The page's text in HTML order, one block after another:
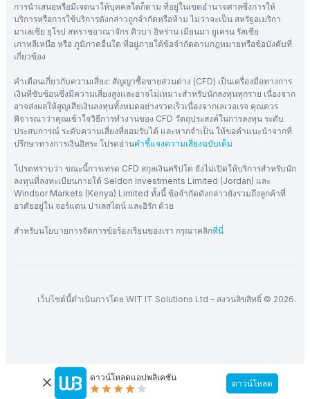
ดาวน์โหลดแอปพลิเคชัน
ดาวน์โหลด
การนำเสนอหรือมีเจตนาให้บุคคลใดก็ตาม ที่อยู่ในเขตอำนาจศาลซึ่งการให้
บริการหรือการใช้บริการดังกล่าวถูกจำกัดหรือห้าม ไม่ว่าจะเป็น สหรัฐอเมริกา
มาเลเซีย ยุโรป สหราชอาณาจักร คิวบา อิหร่าน เมียนมา ยูเครน รัสเซีย
เกาหลีเหนือ หรือ ภูมิภาคอื่นใด ที่อยู่ภายใต้ข้อจำกัดตามกฎหมายหรือข้อบังคับที่
เกี่ยวข้อง
คำเตือนเกี่ยวกับความเสี่ยง: สัญญาซื้อขายส่วนต่าง (CFD) เป็นเครื่องมือทางการ
เงินที่ซับซ้อนซึ่งมีความเสี่ยงสูงและอาจไม่เหมาะสำหรับนักลงทุนทุกราย เนื่องจาก
อาจส่งผลให้สูญเสียเงินลงทุนทั้งหมดอย่างรวดเร็วเนื่องจากเลเวอเรจ คุณควร
พิจารณาว่าคุณเข้าใจวิธีการทำงานของ CFD วัตถุประสงค์ในการลงทุน ระดับ
ประสบการณ์ ระดับความเสี่ยงที่ยอมรับได้ และหากจำเป็น ให้ขอคำแนะนำจากที่
ปรึกษาทางการเงินอิสระ โปรดอ่านคำชี้แจงความเสี่ยงฉบับเต็ม
โปรดทราบว่า ขณะนี้การเทรด CFD สกุลเงินคริปโต ยังไม่เปิดให้บริการสำหรับนัก
ลงทุนที่ลงทะเบียนภายใต้ Seldon Investments Limited (Jordan) และ
Windsor Markets (Kenya) Limited ทั้งนี้ ข้อจำกัดดังกล่าวยังรวมถึงลูกค้าที่
อาศัยอยู่ใน จอร์แดน ปาเลสไตน์ และอิรัก ด้วย
สำหรับนโยบายการจัดการข้อร้องเรียนของเรา กรุณาคลิกที่นี่
เว็บไซต์นี้ดำเนินการโดย WIT IT Solutions Ltd – สงวนลิขสิทธิ์ © 2026.